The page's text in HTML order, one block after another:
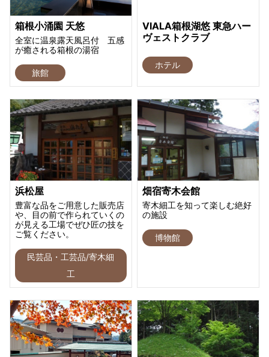
箱根小涌園 天悠
全室に温泉露天風呂付 五感
が癒される箱根の湯宿
旅館
VIALA箱根湖悠 東急ハー
ヴェストクラブ
ホテル
浜松屋
豊富な品をご用意した販売店
や、目の前で作られていくの
が見える工場でぜひ匠の技を
ご覧ください。
民芸品・工芸品/寄木細
工
畑宿寄木会館
寄木細工を知って楽しむ絶好
の施設
博物館